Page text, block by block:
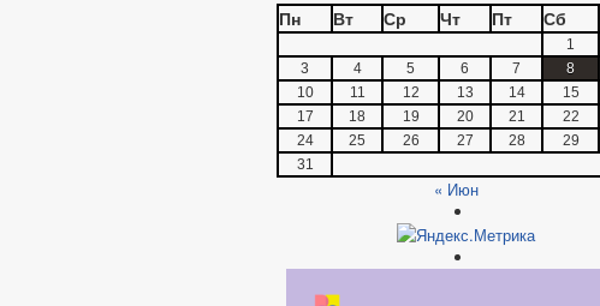
Пн
Вт Ср Чт Пт Сб
1
3
4 5 6 7 8
10
11 12 13 14 15
17
18 19 20 21 22
24
25 26 27 28 29
31
« Июн